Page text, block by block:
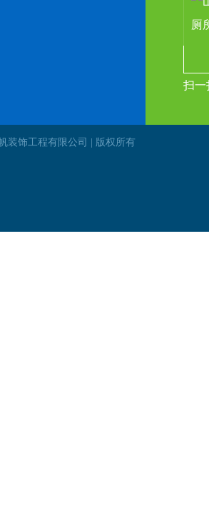
扫一
装饰工程有限公司 | 版权所有